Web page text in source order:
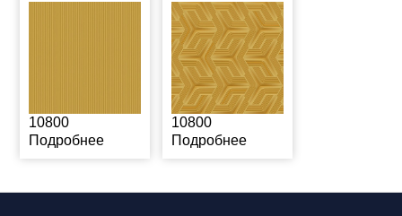
10800
Подробнее
10800
Подробнее